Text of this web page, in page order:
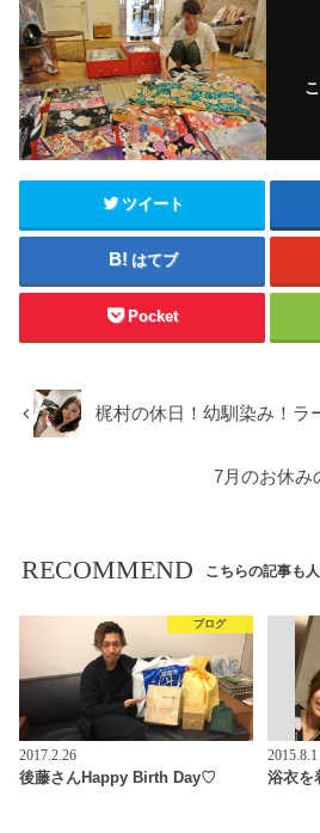
ツイート
はてブ
Pocket
梶村の休日！幼馴染み！ラ
7月のお休み
RECOMMEND こちらの記事も人
ブログ
2017.2.26
後藤さんHappy Birth Day♡
2015.8.1
浴衣を